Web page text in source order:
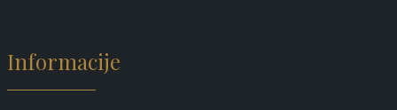
Informacije